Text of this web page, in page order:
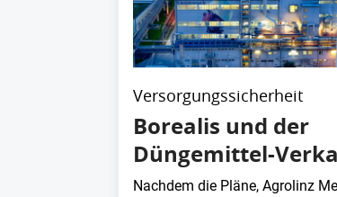
Versorgungssicherheit
Borealis und der
Düngemittel-
Nachdem die Pläne, Agrolinz